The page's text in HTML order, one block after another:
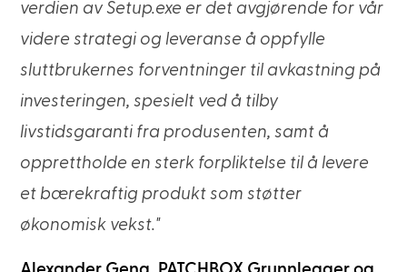
verdien av Setup.exe er det avgjørende for vår
videre strategi og leveranse å oppfylle
sluttbrukernes forventninger til avkastning på
investeringen, spesielt ved å tilby
livstidsgaranti fra produsenten, samt å
opprettholde en sterk forpliktelse til å levere
et bærekraftig produkt som støtter
økonomisk vekst."